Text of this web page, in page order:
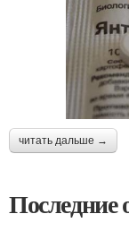
читать дальше →
Последние